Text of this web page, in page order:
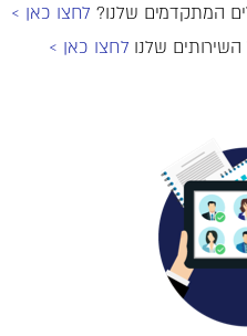
המתקדמים שלנו? לחצו כאן >
שלנו לחצו כאן >